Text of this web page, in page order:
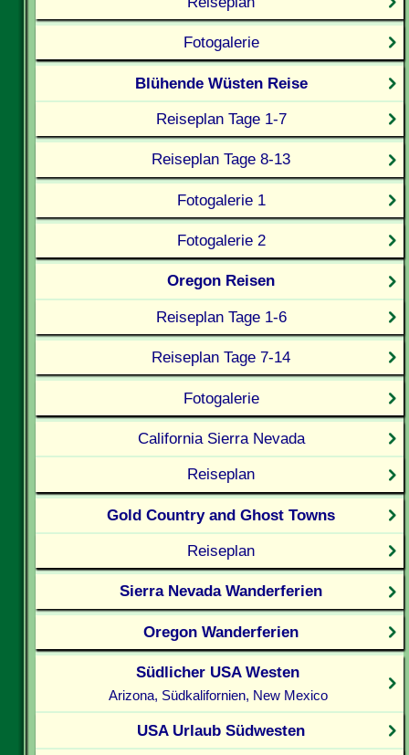
Fotogalerie
Blühende Wüsten Reise
Reiseplan Tage 1-7
Reiseplan Tage 8-13
Fotogalerie 1
Fotogalerie 2
Oregon Reisen
Reiseplan Tage 1-6
Reiseplan Tage 7-14
Fotogalerie
California Sierra Nevada
Reiseplan
Gold Country and Ghost Towns
Reiseplan
Sierra Nevada Wanderferien
Oregon Wanderferien
Südlicher USA Westen
Arizona, Südkalifornien, New Mexico
USA Urlaub Südwesten